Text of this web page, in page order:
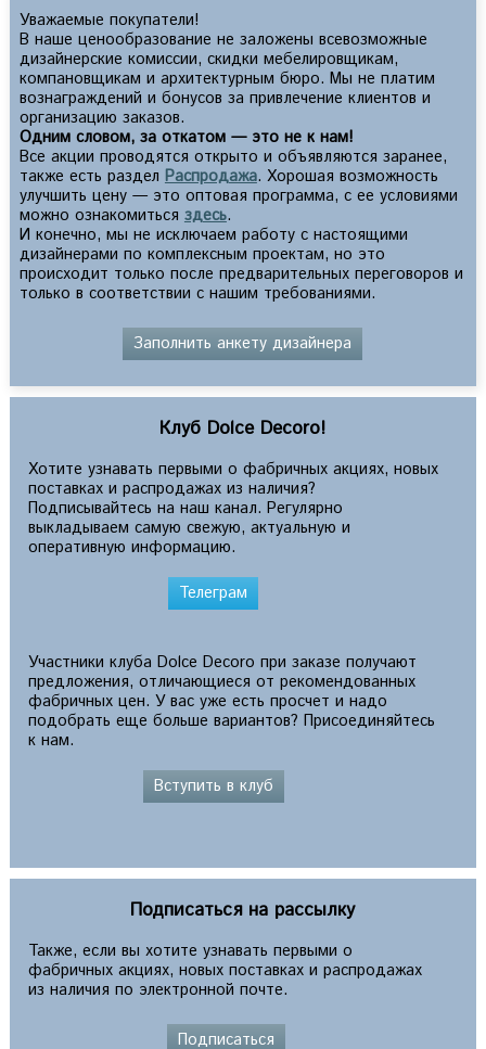
Уважаемые покупатели!
В наше ценообразование не заложены всевозможные
дизайнерские комиссии, скидки мебелировщикам,
компановщикам и архитектурным бюро. Мы не платим
вознаграждений и бонусов за привлечение клиентов и
организацию заказов.
Одним словом, за откатом — это не к нам!
Все акции проводятся открыто и объявляются заранее,
также есть раздел Распродажа. Хорошая возможность
улучшить цену — это оптовая программа, с ее условиями
можно ознакомиться здесь.
И конечно, мы не исключаем работу с настоящими
дизайнерами по комплексным проектам, но это
происходит только после предварительных переговоров и
только в соответствии с нашим требованиями.
Заполнить анкету дизайнера
Клуб Dolce Decoro!
Хотите узнавать первыми о фабричных акциях, новых
поставках и распродажах из наличия?
Подписывайтесь на наш канал. Регулярно
выкладываем самую свежую, актуальную и
оперативную информацию.
Телеграм
Участники клуба Dolce Decoro при заказе получают
предложения, отличающиеся от рекомендованных
фабричных цен. У вас уже есть просчет и надо
подобрать еще больше вариантов? Присоединяйтесь
к нам.
Вступить в клуб
Подписаться на рассылку
Также, если вы хотите узнавать первыми о
фабричных акциях, новых поставках и распродажах
из наличия по электронной почте.
Подписаться